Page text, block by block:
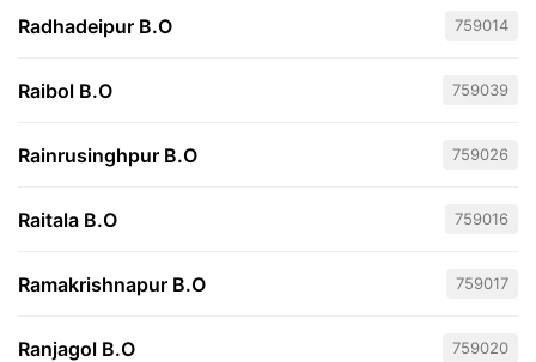
Radhadeipur B.O 759014
Raibol B.O 759039
Rainrusinghpur B.O 759026
Raitala B.O 759016
Ramakrishnapur B.O 759017
Ranjagol B.O 759020